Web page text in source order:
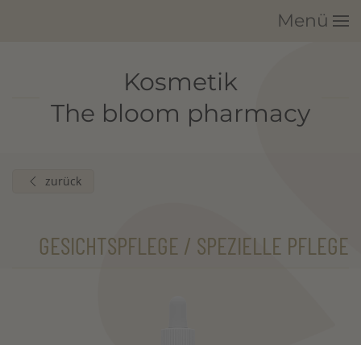
Menü
Kosmetik
The bloom pharmacy
zurück
GESICHTSPFLEGE / SPEZIELLE PFLEGE